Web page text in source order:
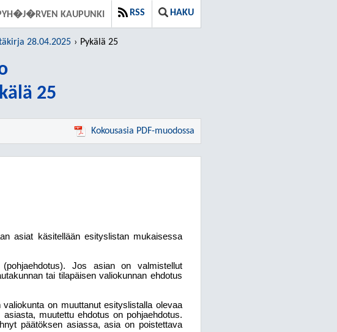
KAUPUNKI RSS HAKU
28.04.2025 Pykälä 25
25
Kokousasia PDF-muodossa
asiat käsitellään esityslistan mukaisessa
Jos asian on valmistellut
tai tilapäisen valiokunnan ehdotus
on muuttanut esityslistalla olevaa
muutettu ehdotus on pohjaehdotus.
päätöksen asiassa, asia on poistettava